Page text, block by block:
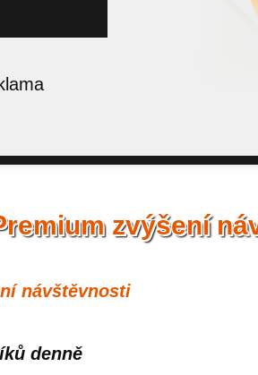
zvýšení
návštěvnosti
denně